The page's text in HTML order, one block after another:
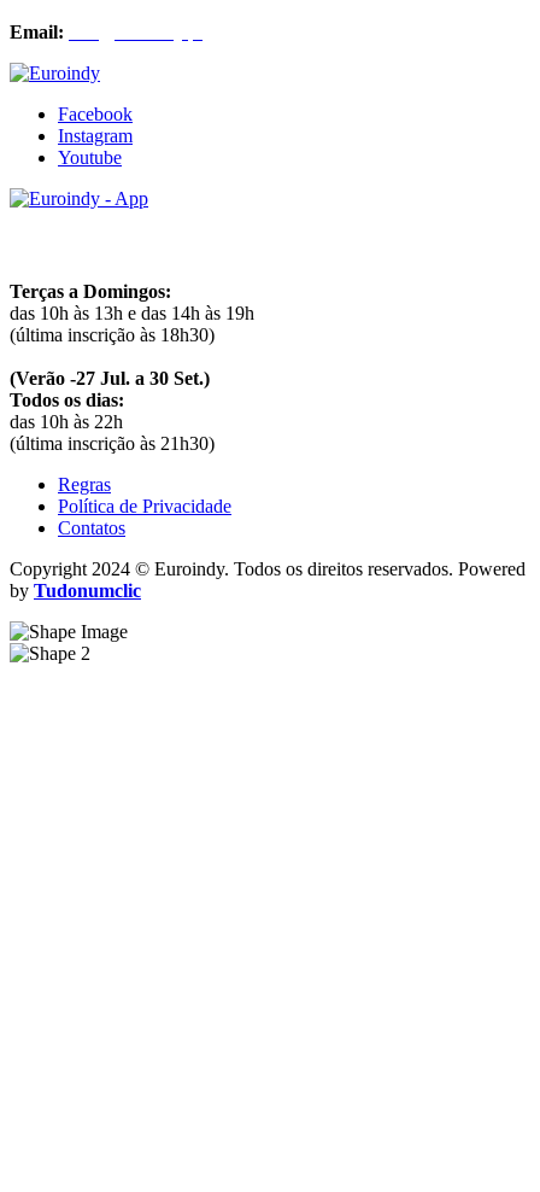
Email:
Facebook
Instagram
Youtube
Terças a Domingos:
das 10h às 13h e das 14h às 19h
(última inscrição às 18h30)
(Verão -27 Jul. a 30 Set.)
Todos os dias:
das 10h às 22h
(última inscrição às 21h30)
Regras
Política de Privacidade
Contatos
Copyright 2024 © Euroindy. Todos os direitos reservados. Powered
by Tudonumclic